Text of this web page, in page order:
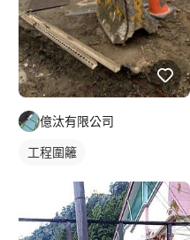
億汰有限公司
工程圍籬